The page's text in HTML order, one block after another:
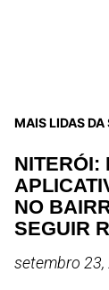
MAIS LIDAS DA
NITERÓI:
NO
SEGUIR
setembro 23,